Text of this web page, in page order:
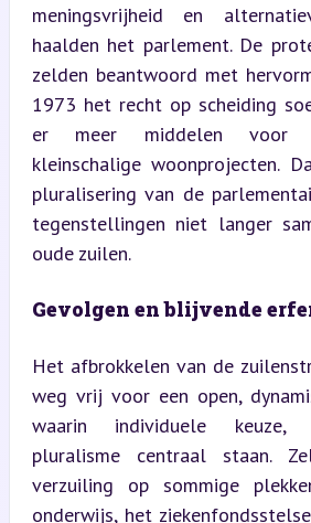
meningsvrijheid en
haalden het parlement. De
zelden beantwoord met
1973 het recht op scheiding
er meer middelen voor
kleinschalige woonprojecten.
pluralisering van de
tegenstellingen niet langer
oude zuilen.
Gevolgen en blijvende
Het afbrokkelen van de
weg vrij voor een open,
waarin individuele keuze,
pluralisme centraal staan.
verzuiling op sommige
onderwijs, het